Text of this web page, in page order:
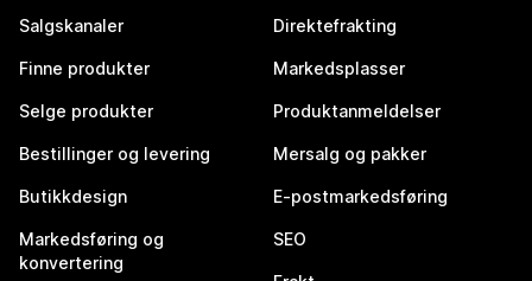
Salgskanaler
Finne produkter
Selge produkter
Bestillinger og levering
Butikkdesign
Markedsføring og
konvertering
Direktefrakting
Markedsplasser
Produktanmeldelser
Mersalg og pakker
E-postmarkedsføring
SEO